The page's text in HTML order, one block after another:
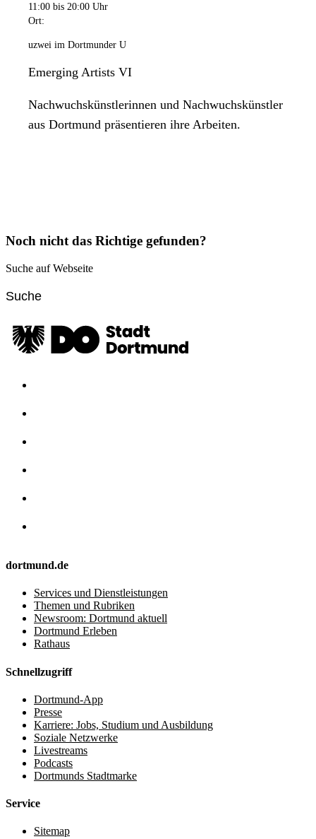
11:00 bis 20:00 Uhr
Ort:
uzwei im Dortmunder U
Emerging Artists VI
Nachwuchskünstlerinnen und Nachwuchskünstler
aus Dortmund präsentieren ihre Arbeiten.
Noch nicht das Richtige gefunden?
Suche auf Webseite
dortmund.de
Services und Dienstleistungen
Themen und Rubriken
Newsroom: Dortmund aktuell
Dortmund Erleben
Rathaus
Schnellzugriff
Dortmund-App
Presse
Karriere: Jobs, Studium und Ausbildung
Soziale Netzwerke
Livestreams
Podcasts
Dortmunds Stadtmarke
Service
Sitemap